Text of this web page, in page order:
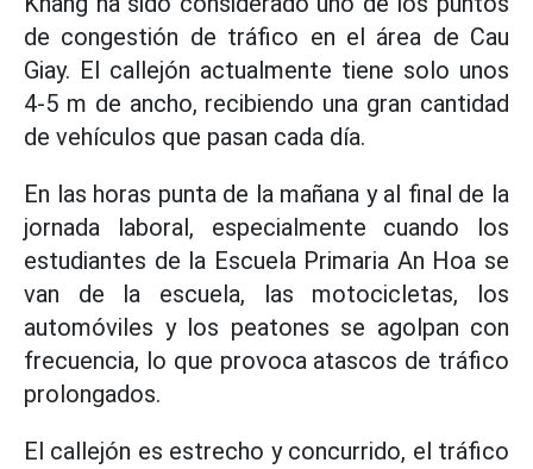
de congestión de tráfico en el área de Cau
Giay. El callejón actualmente tiene solo unos
4-5 m de ancho, recibiendo una gran cantidad
de vehículos que pasan cada día.
En las horas punta de la mañana y al final de la
jornada laboral, especialmente cuando los
estudiantes de la Escuela Primaria An Hoa se
van de la escuela, las motocicletas, los
automóviles y los peatones se agolpan con
frecuencia, lo que provoca atascos de tráfico
prolongados.
El callejón es estrecho y concurrido, el tráfico